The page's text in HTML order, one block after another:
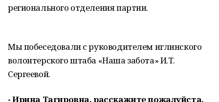
регионального отделения партии.
Мы побеседовали с руководителем иглинского
волонтерского штаба «Наша забота» И.Т.
Сергеевой.
- Ирина Тагировна, расскажите пожалуйста,